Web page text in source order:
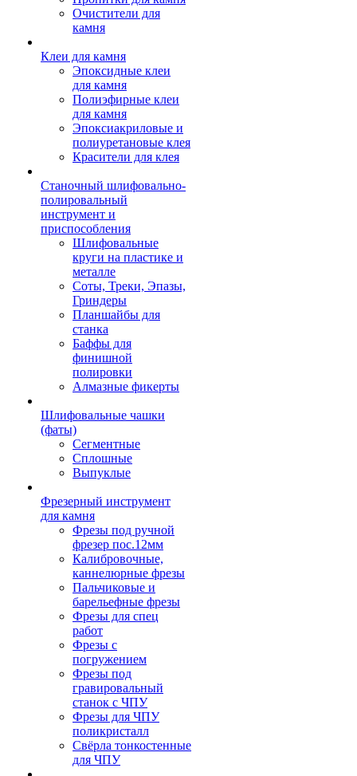
Очистители для
камня
Клеи для камня
Эпоксидные клеи
для камня
Полиэфирные клеи
для камня
Эпоксиакриловые и
полиуретановые клея
Красители для клея
Станочный шлифовально-
полировальный
инструмент и
приспособления
Шлифовальные
круги на пластике и
металле
Соты, Треки, Эпазы,
Гриндеры
Планшайбы для
станка
Баффы для
финишной
полировки
Алмазные фикерты
Шлифовальные чашки
(фаты)
Сегментные
Сплошные
Выпуклые
Фрезерный инструмент
для камня
Фрезы под ручной
фрезер пос.12мм
Калибровочные,
каннелюрные фрезы
Пальчиковые и
барельефные фрезы
Фрезы для спец
работ
Фрезы с
погружением
Фрезы под
гравировальный
станок с ЧПУ
Фрезы для ЧПУ
поликристалл
Свёрла тонкостенные
для ЧПУ